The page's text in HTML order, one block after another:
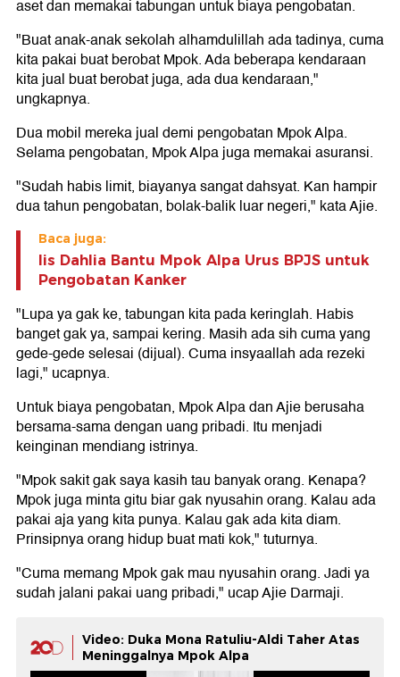
aset dan memakai tabungan untuk biaya pengobatan.
"Buat anak-anak sekolah alhamdulillah ada tadinya, cuma
kita pakai buat berobat Mpok. Ada beberapa kendaraan
kita jual buat berobat juga, ada dua kendaraan,"
ungkapnya.
Dua mobil mereka jual demi pengobatan Mpok Alpa.
Selama pengobatan, Mpok Alpa juga memakai asuransi.
"Sudah habis limit, biayanya sangat dahsyat. Kan hampir
dua tahun pengobatan, bolak-balik luar negeri," kata Ajie.
Baca juga:
Iis Dahlia Bantu Mpok Alpa Urus BPJS untuk
Pengobatan Kanker
"Lupa ya gak ke, tabungan kita pada keringlah. Habis
banget gak ya, sampai kering. Masih ada sih cuma yang
gede-gede selesai (dijual). Cuma insyaallah ada rezeki
lagi," ucapnya.
Untuk biaya pengobatan, Mpok Alpa dan Ajie berusaha
bersama-sama dengan uang pribadi. Itu menjadi
keinginan mendiang istrinya.
"Mpok sakit gak saya kasih tau banyak orang. Kenapa?
Mpok juga minta gitu biar gak nyusahin orang. Kalau ada
pakai aja yang kita punya. Kalau gak ada kita diam.
Prinsipnya orang hidup buat mati kok," tuturnya.
"Cuma memang Mpok gak mau nyusahin orang. Jadi ya
sudah jalani pakai uang pribadi," ucap Ajie Darmaji.
Video: Duka Mona Ratuliu-Aldi Taher Atas
Meninggalnya Mpok Alpa